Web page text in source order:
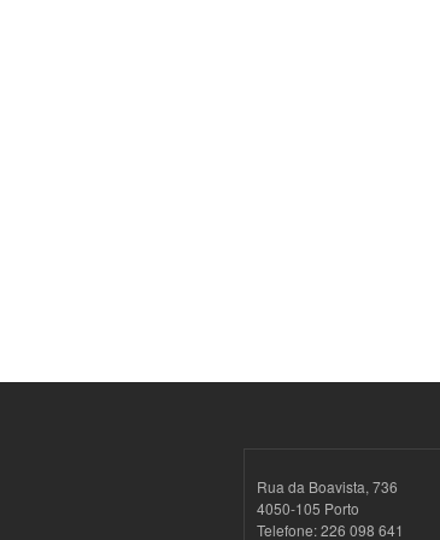
Rua da Boavista, 736
4050-105 Porto
Telefone: 226 098 641